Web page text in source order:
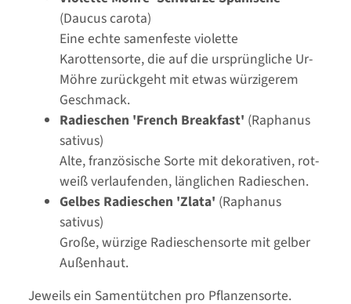
(Daucus carota)
Eine echte samenfeste violette
Karottensorte, die auf die ursprüngliche Ur-
Möhre zurückgeht mit etwas würzigerem
Geschmack.
Radieschen 'French Breakfast' (Raphanus
sativus)
Alte, französische Sorte mit dekorativen, rot-
weiß verlaufenden, länglichen Radieschen.
Gelbes Radieschen 'Zlata' (Raphanus
sativus)
Große, würzige Radieschensorte mit gelber
Außenhaut.
Jeweils ein Samentütchen pro Pflanzensorte.